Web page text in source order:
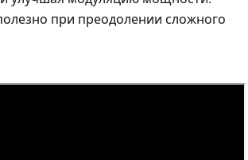
при преодолении сложного